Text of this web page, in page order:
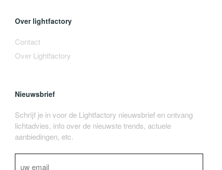
Over lightfactory
Contact
Over Lightfactory
Nieuwsbrief
Schrijf je in voor de Lightfactory nieuwsbrief en ontvang
lichtadvies, info over de nieuwste trends, actuele
aanbiedingen, etc.